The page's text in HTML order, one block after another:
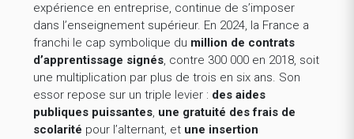
expérience en entreprise, continue de s’imposer
dans l’enseignement supérieur. En 2024, la France a
franchi le cap symbolique du million de contrats
d’apprentissage signés, contre 300 000 en 2018, soit
une multiplication par plus de trois en six ans. Son
essor repose sur un triple levier : des aides
publiques puissantes, une gratuité des frais de
scolarité pour l’alternant, et une insertion